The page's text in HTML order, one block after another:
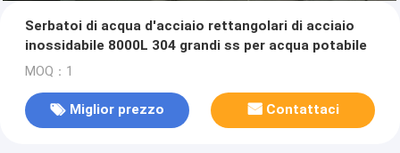
Serbatoi di acqua d'acciaio rettangolari di acciaio
inossidabile 8000L 304 grandi ss per acqua potabile
MOQ：1
Miglior prezzo Contattaci